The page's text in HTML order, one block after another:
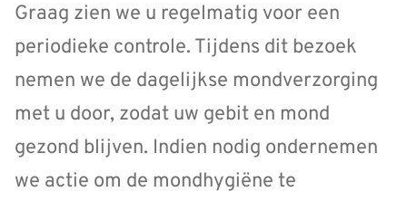
Graag zien we u regelmatig voor een
periodieke controle. Tijdens dit bezoek
nemen we de dagelijkse mondverzorging
met u door, zodat uw gebit en mond
gezond blijven. Indien nodig ondernemen
we actie om de mondhygiëne te